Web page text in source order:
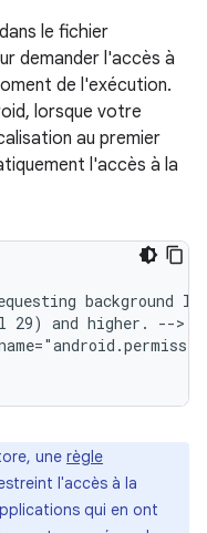
dans le fichier
demander l'accès à
de l'exécution.
lorsque votre
au premier
l'accès à la
background
29) and higher.
une règle
l'accès à la
qui en ont